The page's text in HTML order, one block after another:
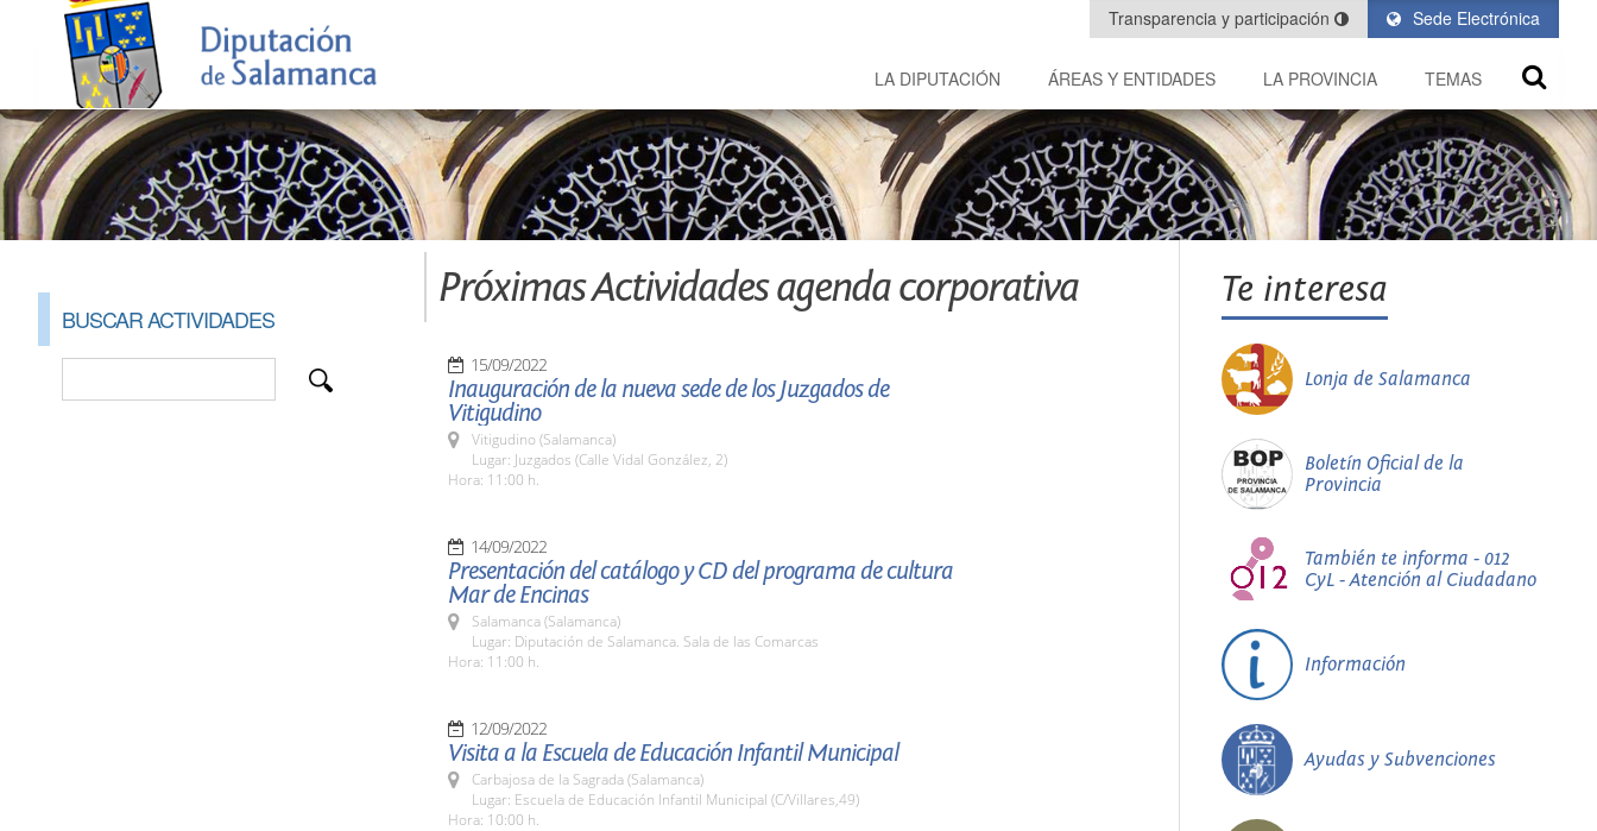
Sede Electrónica
Transparencia y participación
LA DIPUTACIÓN ÁREAS Y ENTIDADES LA PROVINCIA TEMAS
BUSCAR ACTIVIDADES
Próximas Actividades agenda corporativa
15/09/2022
Inauguración de la nueva sede de los Juzgados de
Vitigudino
Vitigudino (Salamanca)
Lugar: Juzgados (Calle Vidal González, 2)
Hora: 11:00 h.
14/09/2022
Presentación del catálogo y CD del programa de cultura
Mar de Encinas
Salamanca (Salamanca)
Lugar: Diputación de Salamanca. Sala de las Comarcas
Hora: 11:00 h.
12/09/2022
Visita a la Escuela de Educación Infantil Municipal
Carbajosa de la Sagrada (Salamanca)
Lugar: Escuela de Educación Infantil Municipal (C/Villares,49)
Hora: 10:00 h.
Te interesa
Lonja de Salamanca
Boletín Oficial de la
Provincia
También te informa - 012
CyL - Atención al Ciudadano
Información
Ayudas y Subvenciones